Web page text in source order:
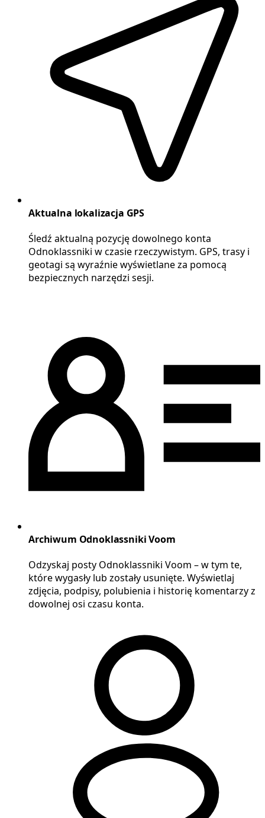
Aktualna lokalizacja GPS
Śledź aktualną pozycję dowolnego konta
Odnoklassniki w czasie rzeczywistym. GPS, trasy i
geotagi są wyraźnie wyświetlane za pomocą
bezpiecznych narzędzi sesji.
Archiwum Odnoklassniki Voom
Odzyskaj posty Odnoklassniki Voom – w tym te,
które wygasły lub zostały usunięte. Wyświetlaj
zdjęcia, podpisy, polubienia i historię komentarzy z
dowolnej osi czasu konta.